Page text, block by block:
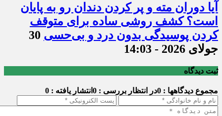
آیا دوران مته و پر کردن دندان رو به پایان
است؟ کشف روشی ساده برای متوقف
کردن پوسیدگی بدون درد و بی‌حسی 30
جولای 2026 - 14:03
ثبت دیدگاه
مجموع دیدگاهها : 0 در انتظار بررسی : 0 انتشار یافته : 0